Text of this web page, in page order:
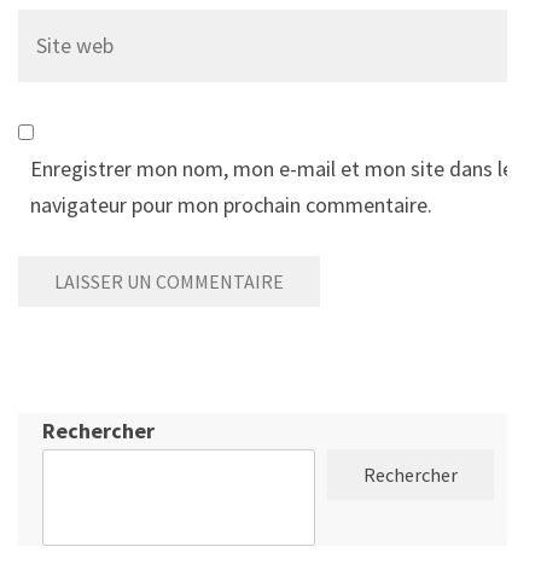
web
Enregistrer mon nom, mon e-mail et mon site dans le
navigateur pour mon prochain commentaire.
Rechercher
Rechercher